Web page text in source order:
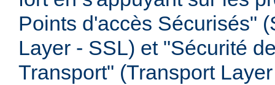
Points d'accès Sécurisés"
Layer - SSL) et "Sécurité
Transport" (Transport